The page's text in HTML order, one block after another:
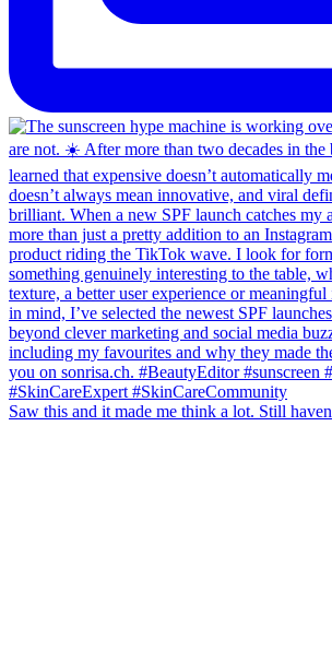
Saw this and it made me think a lot. Still haven